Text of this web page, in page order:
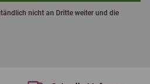
nicht an Dritte weiter und die